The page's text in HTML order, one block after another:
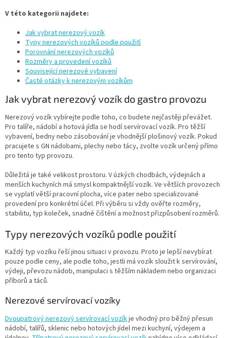
v
ý
i
s
V této kategorii najdete:
Jak vybrat nerezový vozík
Typy nerezových vozíků podle použití
Porovnání nerezových vozíků
Rozměry a provedení vozíků
Související nerezové vybavení
Časté otázky k nerezovým vozíkům
Jak vybrat nerezový vozík do gastro provozu
Nerezový vozík vybírejte podle toho, co budete nejčastěji převážet.
Pro talíře, nádobí a hotová jídla se hodí servírovací vozík. Pro těžší
vybavení, bedny nebo zásobování je vhodnější plošinový vozík. Pokud
pracujete s GN nádobami, plechy nebo tácy, zvolte vozík určený přímo
pro tento typ provozu.
Důležitá je také velikost prostoru. V úzkých chodbách, výdejnách a
menších kuchyních má smysl kompaktnější vozík. Ve větších provozech
se vyplatí větší pracovní plocha, více pater nebo specializované
provedení pro konkrétní účel. Při výběru si vždy ověřte rozměry,
stabilitu, typ koleček, snadné čištění a možnost přizpůsobení rozměrů.
Typy nerezových vozíků podle použití
Každý typ vozíku řeší jinou situaci v provozu. Proto je lepší nevybírat
pouze podle ceny, ale podle toho, jestli má vozík sloužit k servírování,
výdeji, převozu nádob, manipulaci s těžším nákladem nebo organizaci
příborů a táců.
Nerezové servírovací vozíky
Dvoupatrový nerezový servírovací vozíkje vhodný pro běžný přesun
nádobí, talířů, sklenic nebo hotových jídel mezi kuchyní, výdejem a